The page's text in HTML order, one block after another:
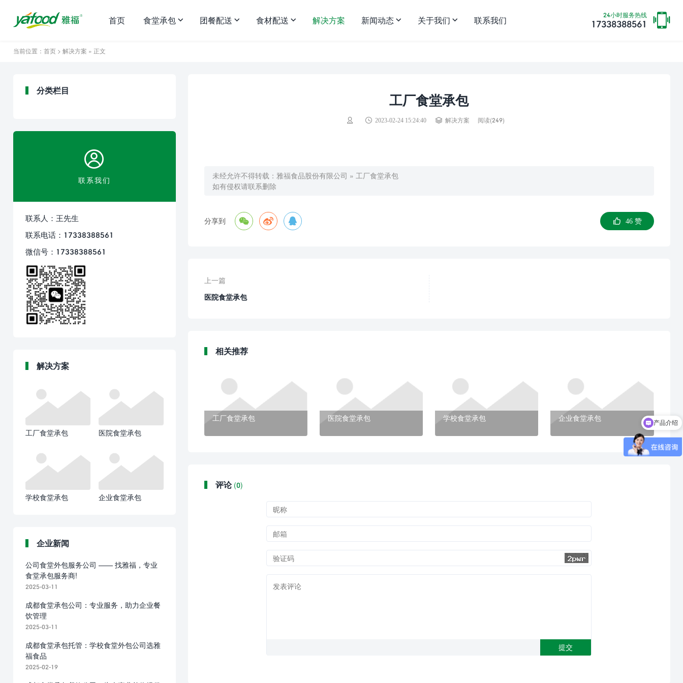
24小时服务热线
17338388561
首页 食堂承包 团餐配送 食材配送 解决方案 新闻动态 关于我们 联系我们
当前位置： 首页> 解决方案 » 正文
工厂食堂承包
2023-02-24 15:24:40 解决方案 阅读(249)
未经允许不得转载： 雅福食品股份有限公司 » 工厂食堂承包
如有侵权请联系删除
分享到 46赞
上一篇
医院食堂承包
相关推荐
工厂食堂承包 医院食堂承包 学校食堂承包 企业食堂承包
评论 (0)
分类栏目
联系我们
联系人：王先生
联系电话：17338388561
微信号：17338388561
解决方案
工厂食堂承包 医院食堂承包
学校食堂承包 企业食堂承包
企业新闻
公司食堂外包服务公司 —— 找雅福，专业
食堂承包服务商!
2025-03-11
成都食堂承包公司：专业服务，助力企业餐
饮管理
2025-03-11
成都食堂承包托管：学校食堂外包公司选雅
福食品
2025-02-19
产品介绍